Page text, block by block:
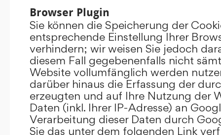
Browser Plugin
Sie können die Speicherung der
entsprechende Einstellung Ihrer
verhindern; wir weisen Sie jedoch
diesem Fall gegebenenfalls nicht
Website vollumfänglich werden
darüber hinaus die Erfassung der
erzeugten und auf Ihre Nutzung der
Daten (inkl. Ihrer IP-Adresse) an
Verarbeitung dieser Daten durch
Sie das unter dem folgenden Link